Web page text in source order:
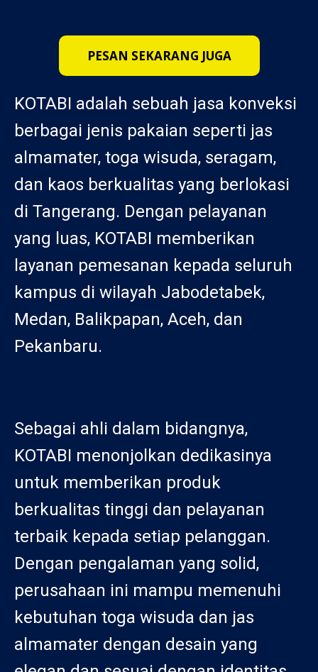
PESAN SEKARANG JUGA
KOTABI adalah sebuah jasa konveksi
berbagai jenis pakaian seperti jas
almamater, toga wisuda, seragam,
dan kaos berkualitas yang berlokasi
di Tangerang. Dengan pelayanan
yang luas, KOTABI memberikan
layanan pemesanan kepada seluruh
kampus di wilayah Jabodetabek,
Medan, Balikpapan, Aceh, dan
Pekanbaru.
Sebagai ahli dalam bidangnya,
KOTABI menonjolkan dedikasinya
untuk memberikan produk
berkualitas tinggi dan pelayanan
terbaik kepada setiap pelanggan.
Dengan pengalaman yang solid,
perusahaan ini mampu memenuhi
kebutuhan toga wisuda dan jas
almamater dengan desain yang